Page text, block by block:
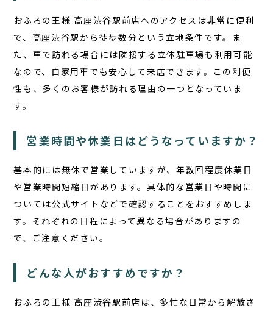
おふろの王様 高座渋谷駅前店へのアクセスは非常に便利
で、高座渋谷駅から徒歩数分という立地条件です。ま
た、車で訪れる場合には隣接する立体駐車場も利用可能
なので、自家用車でも安心して来店できます。この利便
性も、多くのお客様が訪れる理由の一つとなっていま
す。
営業時間や休業日はどうなっていますか？
基本的には無休で営業していますが、年数回程度休業日
や営業時間短縮日があります。具体的な営業日や時間に
ついては公式サイトなどで確認することをおすすめしま
す。それぞれの日程によって異なる場合がありますの
で、ご注意ください。
どんな人がおすすめですか？
おふろの王様 高座渋谷駅前店は、多忙な日常から解放さ